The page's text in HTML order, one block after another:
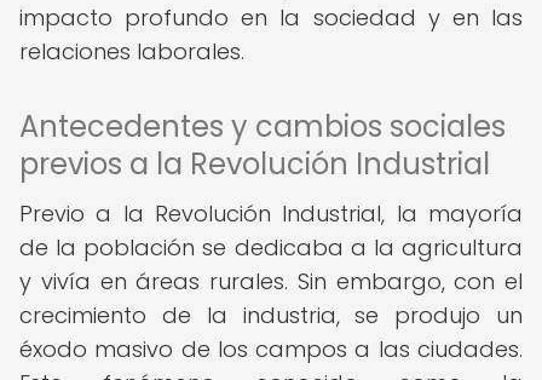
impacto profundo en la sociedad y en las
relaciones laborales.
Antecedentes y cambios sociales
previos a la Revolución Industrial
Previo a la Revolución Industrial, la mayoría
de la población se dedicaba a la agricultura
y vivía en áreas rurales. Sin embargo, con el
crecimiento de la industria, se produjo un
éxodo masivo de los campos a las ciudades.